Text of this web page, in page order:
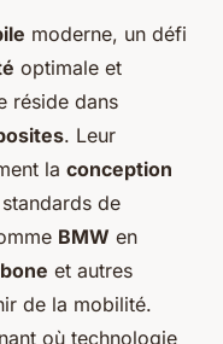
des
de
sur la
des
moderne, un défi
optimale et
réside dans
. Leur
la conception
de
BMW en
et autres
de la mobilité.
où technologie